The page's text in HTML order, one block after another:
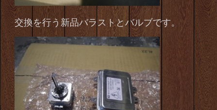
交換を行う新品バラストとバルブです。